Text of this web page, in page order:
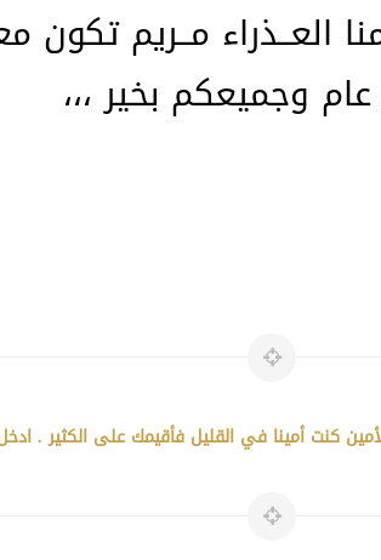
العــذراء مــريم تكون
وجميعكم بخير ،،،
كنت أمينا في القليل فأقيمك على الكثير .